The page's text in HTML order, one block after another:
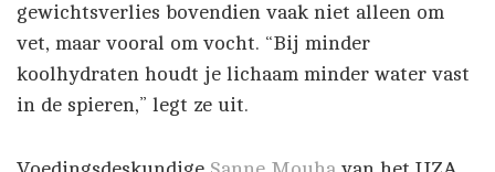
gewichtsverlies bovendien vaak niet alleen om
vet, maar vooral om vocht. “Bij minder
koolhydraten houdt je lichaam minder water vast
in de spieren,” legt ze uit.